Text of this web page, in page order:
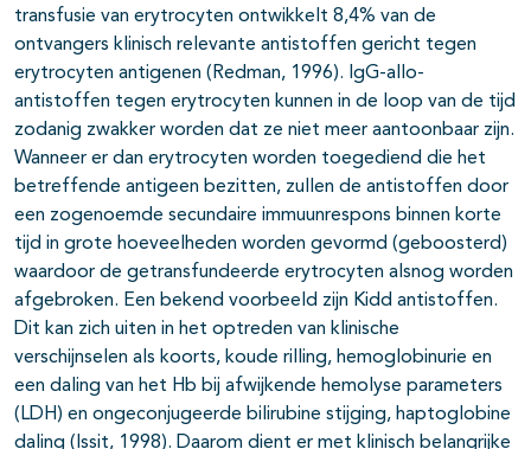
transfusie van erytrocyten ontwikkelt 8,4% van de
ontvangers klinisch relevante antistoffen gericht tegen
erytrocyten antigenen (Redman, 1996). IgG-allo-
antistoffen tegen erytrocyten kunnen in de loop van de tijd
zodanig zwakker worden dat ze niet meer aantoonbaar zijn.
Wanneer er dan erytrocyten worden toegediend die het
betreffende antigeen bezitten, zullen de antistoffen door
een zogenoemde secundaire immuunrespons binnen korte
tijd in grote hoeveelheden worden gevormd (geboosterd)
waardoor de getransfundeerde erytrocyten alsnog worden
afgebroken. Een bekend voorbeeld zijn Kidd antistoffen.
Dit kan zich uiten in het optreden van klinische
verschijnselen als koorts, koude rilling, hemoglobinurie en
een daling van het Hb bij afwijkende hemolyse parameters
(LDH) en ongeconjugeerde bilirubine stijging, haptoglobine
daling (Issit, 1998). Daarom dient er met klinisch belangrijke